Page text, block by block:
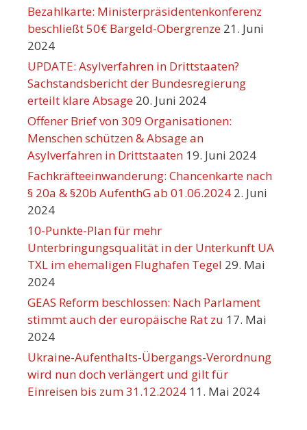
Bezahlkarte: Ministerpräsidentenkonferenz
beschließt 50€ Bargeld-Obergrenze 21. Juni
2024
UPDATE: Asylverfahren in Drittstaaten?
Sachstandsbericht der Bundesregierung
erteilt klare Absage 20. Juni 2024
Offener Brief von 309 Organisationen:
Menschen schützen & Absage an
Asylverfahren in Drittstaaten 19. Juni 2024
Fachkräfteeinwanderung: Chancenkarte nach
§ 20a & §20b AufenthG ab 01.06.2024 2. Juni
2024
10-Punkte-Plan für mehr
Unterbringungsqualität in der Unterkunft UA
TXL im ehemaligen Flughafen Tegel 29. Mai
2024
GEAS Reform beschlossen: Nach Parlament
stimmt auch der europäische Rat zu 17. Mai
2024
Ukraine-Aufenthalts-Übergangs-Verordnung
wird nun doch verlängert und gilt für
Einreisen bis zum 31.12.2024 11. Mai 2024